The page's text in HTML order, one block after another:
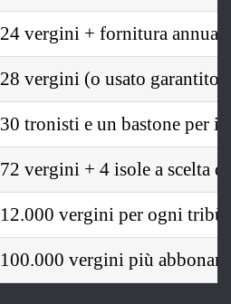
24 vergini + fornitura
28 vergini (o usato garantito)
30 tronisti e un bastone per i
72 vergini + 4 isole a scelta
12.000 vergini per ogni tribù
100.000 vergini più